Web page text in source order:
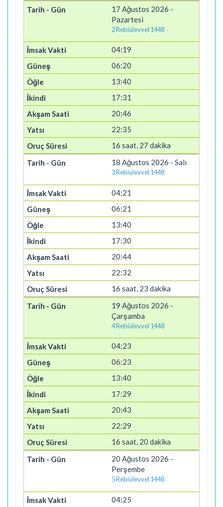
17 Ağustos 2026 -
Pazartesi
2 Rebiülevvel 1448
04:19
06:20
13:40
17:31
20:46
22:35
16 saat, 27 dakika
18 Ağustos 2026 - Salı
3 Rebiülevvel 1448
04:21
06:21
13:40
17:30
20:44
22:32
16 saat, 23 dakika
19 Ağustos 2026 -
Çarşamba
4 Rebiülevvel 1448
04:23
06:23
13:40
17:29
20:43
22:29
16 saat, 20 dakika
20 Ağustos 2026 -
Perşembe
5 Rebiülevvel 1448
04:25